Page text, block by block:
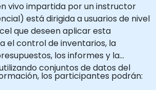
vivo impartida por un instructor
está dirigida a usuarios de nivel
que deseen aplicar esta
el control de inventarios, la
los informes y la
conjuntos de datos del
los participantes podrán: